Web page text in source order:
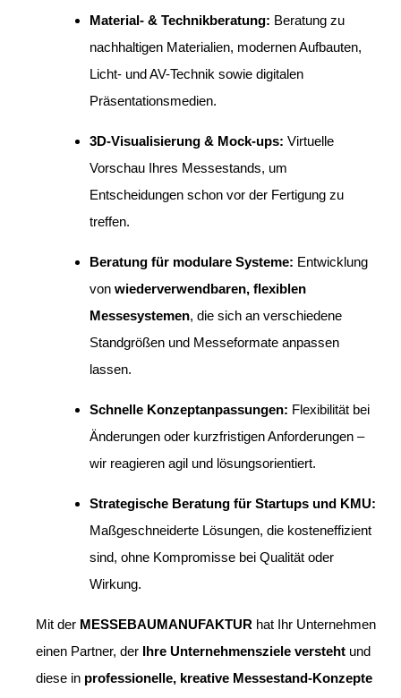
Material- & Technikberatung: Beratung zu
nachhaltigen Materialien, modernen Aufbauten,
Licht- und AV-Technik sowie digitalen
Präsentationsmedien.
3D-Visualisierung & Mock-ups: Virtuelle
Vorschau Ihres Messestands, um
Entscheidungen schon vor der Fertigung zu
treffen.
Beratung für modulare Systeme: Entwicklung
von wiederverwendbaren, flexiblen
Messesystemen, die sich an verschiedene
Standgrößen und Messeformate anpassen
lassen.
Schnelle Konzeptanpassungen: Flexibilität bei
Änderungen oder kurzfristigen Anforderungen –
wir reagieren agil und lösungsorientiert.
Strategische Beratung für Startups und KMU:
Maßgeschneiderte Lösungen, die kosteneffizient
sind, ohne Kompromisse bei Qualität oder
Wirkung.
Mit der MESSEBAUMANUFAKTUR hat Ihr Unternehmen
einen Partner, der Ihre Unternehmensziele versteht und
diese in professionelle, kreative Messestand-Konzepte